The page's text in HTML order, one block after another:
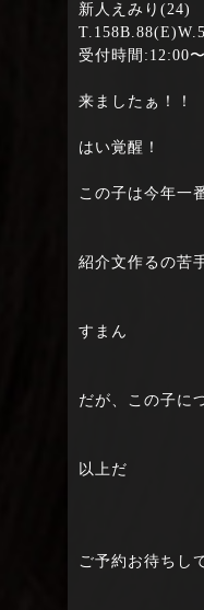
新人えみり(24)
受付時間:12:00
来ましたぁ！！
はい覚醒！
この子は今年一
紹介文作るの苦
すまん
だが、この子に
以上だ
ご予約お待ちし